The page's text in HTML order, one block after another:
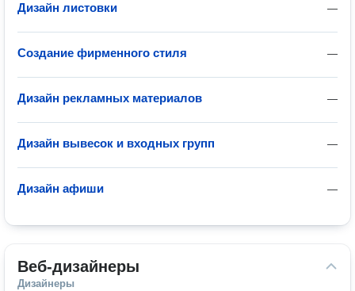
—
Дизайн листовки
—
Создание фирменного стиля
—
Дизайн рекламных материалов
—
Дизайн вывесок и входных групп
—
Дизайн афиши
Веб-дизайнеры
Дизайнеры